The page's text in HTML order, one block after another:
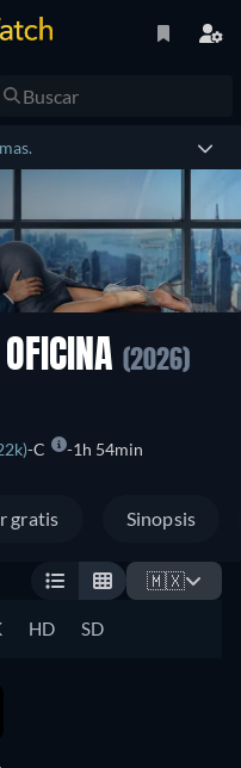
(2026)
C 1h 54min
gratis Sinopsis
🇲🇽
HD SD